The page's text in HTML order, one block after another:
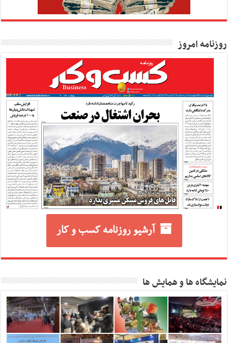
روزنامه امروز
آرشیو روزنامه کسب و کار
نمایشگاه ها و همایش ها